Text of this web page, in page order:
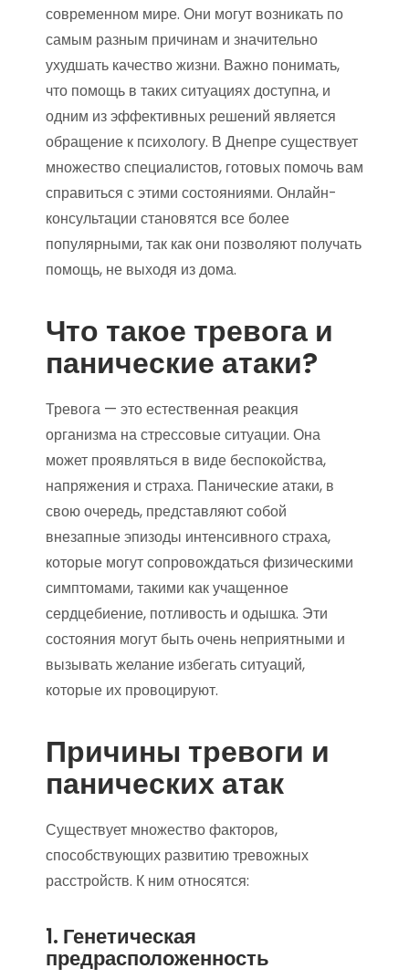
современном мире. Они могут возникать по
самым разным причинам и значительно
ухудшать качество жизни. Важно понимать,
что помощь в таких ситуациях доступна, и
одним из эффективных решений является
обращение к психологу. В Днепре существует
множество специалистов, готовых помочь вам
справиться с этими состояниями. Онлайн-
консультации становятся все более
популярными, так как они позволяют получать
помощь, не выходя из дома.
Что такое тревога и
панические атаки?
Тревога — это естественная реакция
организма на стрессовые ситуации. Она
может проявляться в виде беспокойства,
напряжения и страха. Панические атаки, в
свою очередь, представляют собой
внезапные эпизоды интенсивного страха,
которые могут сопровождаться физическими
симптомами, такими как учащенное
сердцебиение, потливость и одышка. Эти
состояния могут быть очень неприятными и
вызывать желание избегать ситуаций,
которые их провоцируют.
Причины тревоги и
панических атак
Существует множество факторов,
способствующих развитию тревожных
расстройств. К ним относятся:
1. Генетическая
предрасположенность